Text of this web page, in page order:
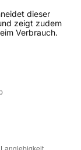
dieser
zeigt zudem
Verbrauch.